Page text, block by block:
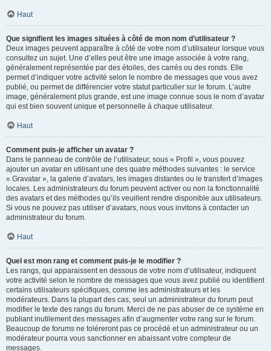
Haut
Que signifient les images situées à côté de mon nom d’utilisateur ?
Deux images peuvent apparaître à côté de votre nom d’utilisateur lorsque vous
consultez un sujet. Une d’elles peut être une image associée à votre rang,
généralement représentée par des étoiles, des carrés ou des ronds. Elle
permet d’indiquer votre activité selon le nombre de messages que vous avez
publié, ou permet de différencier votre statut particulier sur le forum. L’autre
image, généralement plus grande, est une image connue sous le nom d’avatar
qui est bien souvent unique et personnelle à chaque utilisateur.
Haut
Comment puis-je afficher un avatar ?
Dans le panneau de contrôle de l’utilisateur, sous « Profil », vous pouvez
ajouter un avatar en utilisant une des quatre méthodes suivantes : le service
« Gravatar », la galerie d’avatars, les images distantes ou le transfert d’images
locales. Les administrateurs du forum peuvent activer ou non la fonctionnalité
des avatars et des méthodes qu’ils veuillent rendre disponible aux utilisateurs.
Si vous ne pouvez pas utiliser d’avatars, nous vous invitons à contacter un
administrateur du forum.
Haut
Quel est mon rang et comment puis-je le modifier ?
Les rangs, qui apparaissent en dessous de votre nom d’utilisateur, indiquent
votre activité selon le nombre de messages que vous avez publié ou identifient
certains utilisateurs spécifiques, comme les administrateurs et les
modérateurs. Dans la plupart des cas, seul un administrateur du forum peut
modifier le texte des rangs du forum. Merci de ne pas abuser de ce système en
publiant inutilement des messages afin d’augmenter votre rang sur le forum.
Beaucoup de forums ne toléreront pas ce procédé et un administrateur ou un
modérateur pourra vous sanctionner en abaissant votre compteur de
messages.